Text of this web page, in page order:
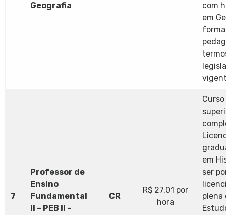
Geografia
com
em
7
Professor de
Ensino
Fundamental
II – PEB II –
CR
R$ 27,01 por
hora
em
ser
plena